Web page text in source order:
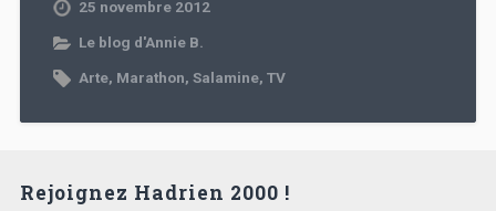
25 novembre 2012
Le blog d'Annie B.
Arte, Marathon, Salamine, TV
Rejoignez Hadrien 2000 !